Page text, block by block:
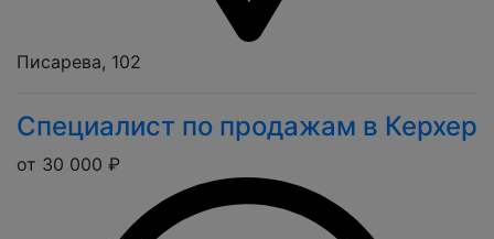
Писарева, 102
Специалист по продажам в Керхер
от 30 000 ₽